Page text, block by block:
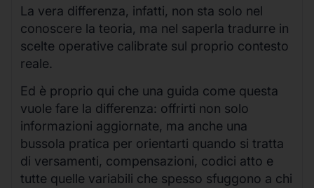
La vera differenza, infatti, non sta solo nel
conoscere la teoria, ma nel saperla tradurre in
scelte operative calibrate sul proprio contesto
reale.
Ed è proprio qui che una guida come questa
vuole fare la differenza: offrirti non solo
informazioni aggiornate, ma anche una
bussola pratica per orientarti quando si tratta
di versamenti, compensazioni, codici atto e
tutte quelle variabili che spesso sfuggono a chi